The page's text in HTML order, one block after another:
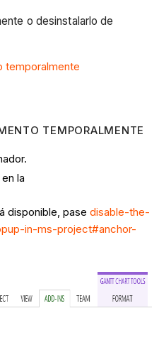
o desinstalarlo de
temporalmente
TEMPORALMENTE
la
disponible, pase disable-the-
in-ms-project#anchor-